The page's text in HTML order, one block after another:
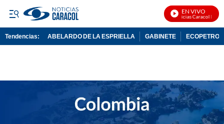
EN VIVO
Noticias Caracol En
Tendencias: ABELARDO DE LA ESPRIELLA GABINETE ECOPETROL